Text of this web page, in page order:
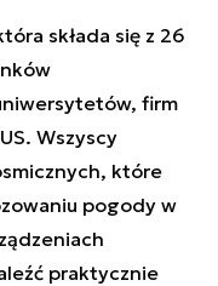
składa się z 26
firm
Wszyscy
które
pogody w
praktycznie